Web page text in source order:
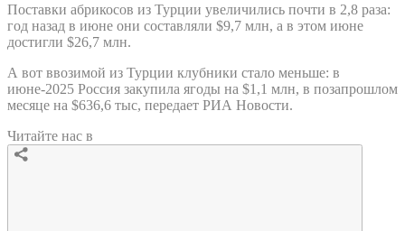
Поставки абрикосов из Турции увеличились почти в 2,8 раза:
год назад в июне они составляли $9,7 млн, а в этом июне
достигли $26,7 млн.
А вот ввозимой из Турции клубники стало меньше: в
июне-2025 Россия закупила ягоды на $1,1 млн, в позапрошлом
месяце на $636,6 тыс, передает РИА Новости.
Читайте нас в